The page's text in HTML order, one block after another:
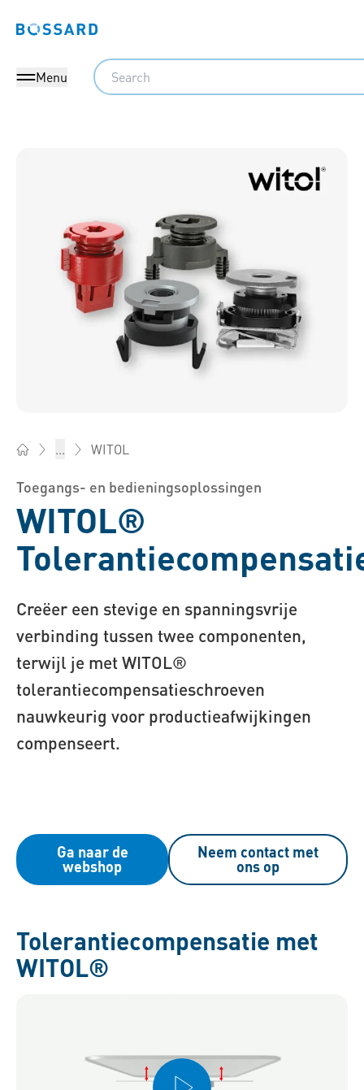
Bossard homepage
Menu
Search
... WITOL
Toegangs- en bedieningsoplossingen
WITOL®
Creëer een stevige en spanningsvrije
verbinding tussen twee componenten,
terwijl je met WITOL®
tolerantiecompensatieschroeven
nauwkeurig voor productieafwijkingen
compenseert.
Ga naar de
webshop
Neem contact met
ons op
Tolerantiecompensatie met
WITOL®